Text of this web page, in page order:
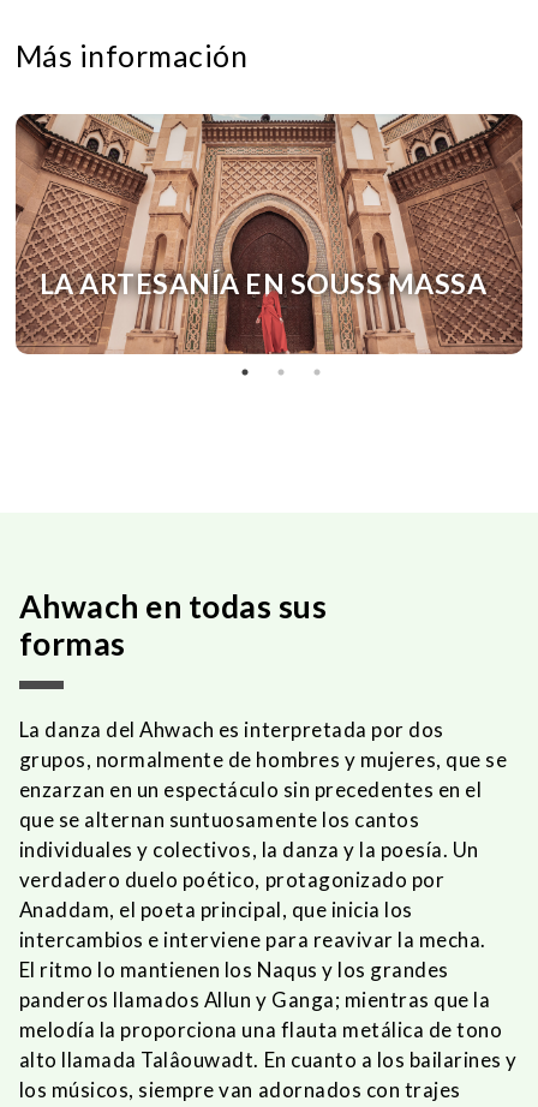
Más información
LA ARTESANÍA EN SOUSS MASSA
Ahwach en todas sus
formas
La danza del Ahwach es interpretada por dos
grupos, normalmente de hombres y mujeres, que se
enzarzan en un espectáculo sin precedentes en el
que se alternan suntuosamente los cantos
individuales y colectivos, la danza y la poesía. Un
verdadero duelo poético, protagonizado por
Anaddam, el poeta principal, que inicia los
intercambios e interviene para reavivar la mecha.
El ritmo lo mantienen los Naqus y los grandes
panderos llamados Allun y Ganga; mientras que la
melodía la proporciona una flauta metálica de tono
alto llamada Talâouwadt. En cuanto a los bailarines y
los músicos, siempre van adornados con trajes